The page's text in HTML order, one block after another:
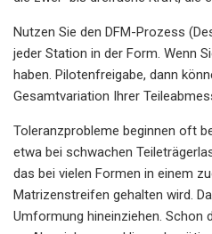
Nutzen Sie den DFM-Prozess
jeder Station in der Form. Wenn
haben. Pilotenfreigabe, dann
Gesamtvariation Ihrer
Toleranzprobleme beginnen oft
etwa bei schwachen
das bei vielen Formen in einem
Matrizenstreifen gehalten wird.
Umformung hineinziehen. Schon